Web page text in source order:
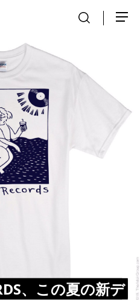
、この夏の新デ